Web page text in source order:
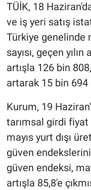
TÜİK, 18
ve iş yeri satış
Türkiye genelinde
sayısı, geçen
artışla 126 bin
artarak 15 bin 694
Kurum, 19
tarımsal girdi
mayıs yurt dışı
güven
güven endeksi,
artışla 85,8'e